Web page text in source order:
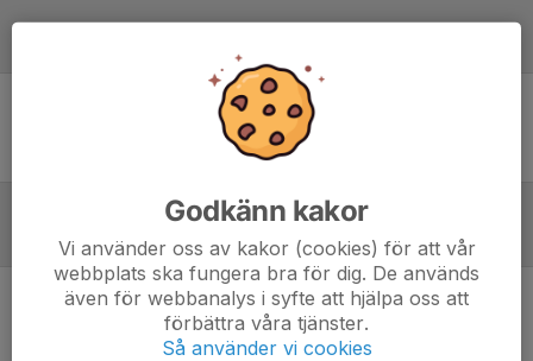
Ingen uppställning ifylld
Referat
Inget referat skrivet
Godkänn kakor
Vi använder oss av kakor (cookies) för att vår
webbplats ska fungera bra för dig. De används
även för webbanalys i syfte att hjälpa oss att
förbättra våra tjänster.
Så använder vi cookies